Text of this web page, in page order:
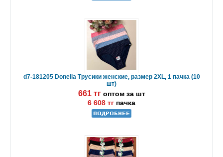
d7-181205 Donella Трусики женские, размер 2XL, 1 пачка (10
шт)
661 тг оптом за шт
6 608 тг пачка